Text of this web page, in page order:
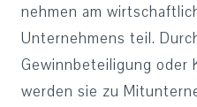
nehmen am
Unternehmens teil.
Gewinnbeteiligung oder
werden sie zu